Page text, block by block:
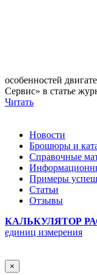
особенностей
Сервис» в статье
Читать
Новости
Брошюры и
Справочные
Примеры
Статьи
Отзывы
КАЛЬКУЛЯТОР
единиц измерения
×